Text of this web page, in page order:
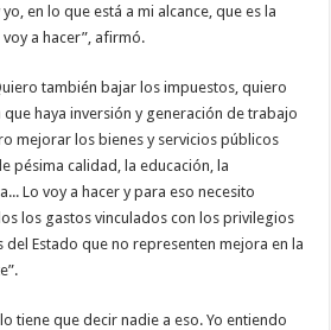
en lo que está a mi alcance, que es la
a hacer”, afirmó.
también bajar los impuestos, quiero
haya inversión y generación de trabajo
mejorar los bienes y servicios públicos
pésima calidad, la educación, la
Lo voy a hacer y para eso necesito
los gastos vinculados con los privilegios
Estado que no representen mejora en la
tiene que decir nadie a eso. Yo entiendo